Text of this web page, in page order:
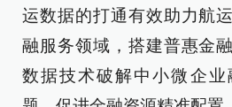
运数据的打通有效助力航
融服务领域，搭建普惠金
数据技术破解中小微企业